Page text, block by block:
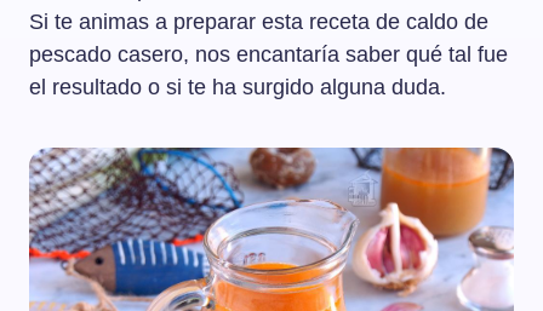
Si te animas a preparar esta receta de caldo de
pescado casero, nos encantaría saber qué tal fue
el resultado o si te ha surgido alguna duda.